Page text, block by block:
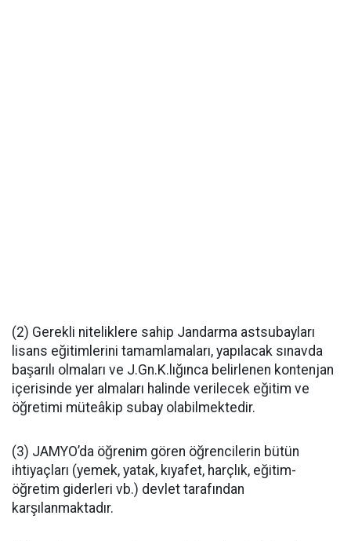
(2) Gerekli niteliklere sahip Jandarma astsubayları
lisans eğitimlerini tamamlamaları, yapılacak sınavda
başarılı olmaları ve J.Gn.K.lığınca belirlenen kontenjan
içerisinde yer almaları halinde verilecek eğitim ve
öğretimi müteâkip subay olabilmektedir.
(3) JAMYO’da öğrenim gören öğrencilerin bütün
ihtiyaçları (yemek, yatak, kıyafet, harçlık, eğitim-
öğretim giderleri vb.) devlet tarafından
karşılanmaktadır.